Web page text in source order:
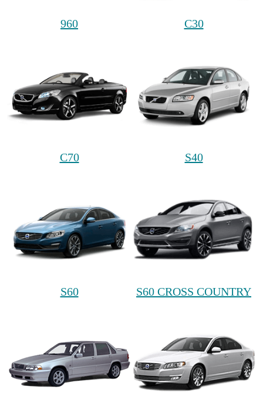
960 C30
C70 S40
S60 S60 CROSS COUNTRY